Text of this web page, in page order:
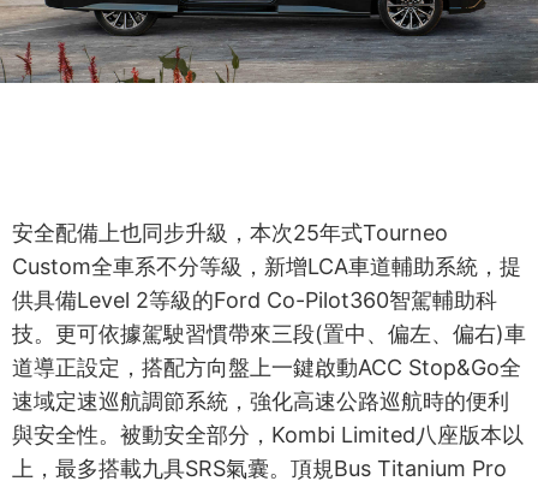
安全配備上也同步升級，本次25年式Tourneo
Custom全車系不分等級，新增LCA車道輔助系統，提
供具備Level 2等級的Ford Co-Pilot360智駕輔助科
技。更可依據駕駛習慣帶來三段(置中、偏左、偏右)車
道導正設定，搭配方向盤上一鍵啟動ACC Stop&Go全
速域定速巡航調節系統，強化高速公路巡航時的便利
與安全性。被動安全部分，Kombi Limited八座版本以
上，最多搭載九具SRS氣囊。頂規Bus Titanium Pro